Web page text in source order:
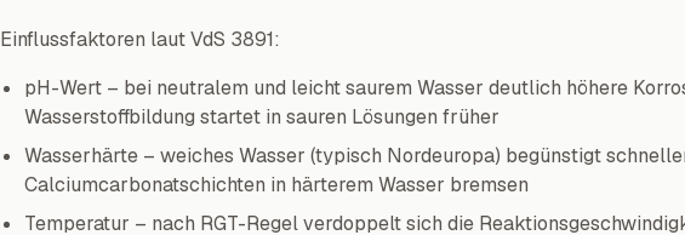
Einflussfaktoren laut VdS 3891:
pH-Wert – bei neutralem und leicht saurem Wasser deutlich höhere
Wasserstoffbildung startet in sauren Lösungen früher
Wasserhärte – weiches Wasser (typisch Nordeuropa) begünstigt
Calciumcarbonatschichten in härterem Wasser bremsen
Temperatur – nach RGT-Regel verdoppelt sich die